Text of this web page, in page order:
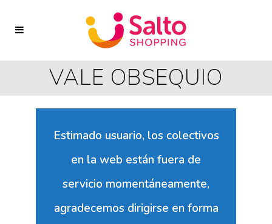
VALE OBSEQUIO
Estimado usuario, los colectivos
en la web están fuera de
servicio momentáneamente,
agradecemos dirigirse en forma